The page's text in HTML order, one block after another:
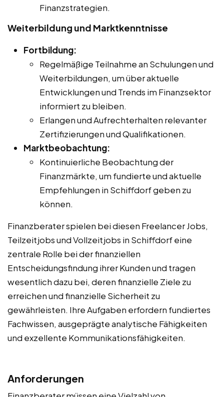
Finanzstrategien.
Weiterbildung und Marktkenntnisse
Fortbildung:
Regelmäßige Teilnahme an Schulungen und
Weiterbildungen, um über aktuelle
Entwicklungen und Trends im Finanzsektor
informiert zu bleiben.
Erlangen und Aufrechterhalten relevanter
Zertifizierungen und Qualifikationen.
Marktbeobachtung:
Kontinuierliche Beobachtung der
Finanzmärkte, um fundierte und aktuelle
Empfehlungen in Schiffdorf geben zu
können.
Finanzberater spielen bei diesen Freelancer Jobs,
Teilzeitjobs und Vollzeitjobs in Schiffdorf eine
zentrale Rolle bei der finanziellen
Entscheidungsfindung ihrer Kunden und tragen
wesentlich dazu bei, deren finanzielle Ziele zu
erreichen und finanzielle Sicherheit zu
gewährleisten. Ihre Aufgaben erfordern fundiertes
Fachwissen, ausgeprägte analytische Fähigkeiten
und exzellente Kommunikationsfähigkeiten.
Anforderungen